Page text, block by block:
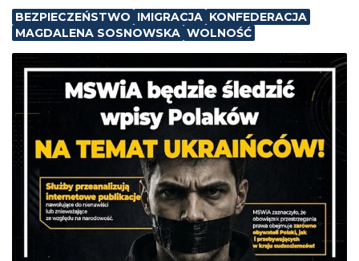
BEZPIECZEŃSTWO IMIGRACJA KONFEDERACJA
MAGDALENA SOSNOWSKA WOLNOŚĆ